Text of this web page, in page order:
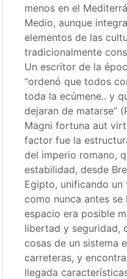
menos en el
Medio, aunque
elementos de las
tradicionalmente
Un escritor de la
“ordenó que todos
toda la ecúmene.. y
dejaran de matarse”
Magni fortuna aut
factor fue la
del imperio romano,
estabilidad, desde
Egipto, unificando
como nunca antes
espacio era posible
libertad y seguridad,
cosas de un sistema
carreteras, y
llegada